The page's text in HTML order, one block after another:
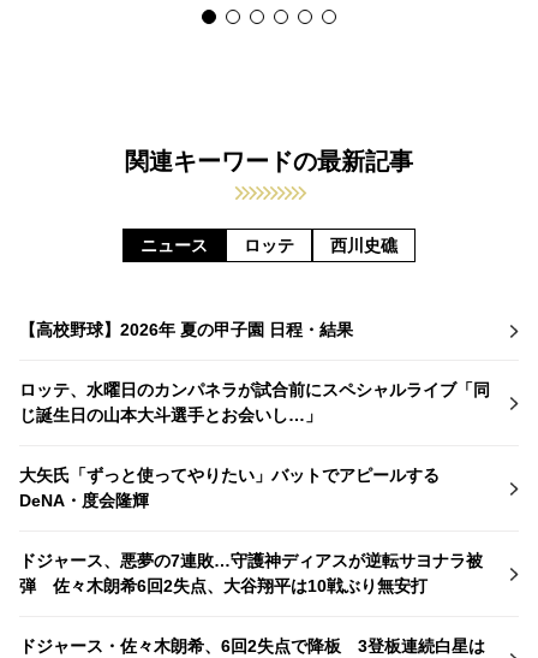
関連キーワードの最新記事
ニュース ロッテ 西川史礁
【高校野球】2026年 夏の甲子園 日程・結果
ロッテ、水曜日のカンパネラが試合前にスペシャルライブ「同
じ誕生日の山本大斗選手とお会いし…」
大矢氏「ずっと使ってやりたい」バットでアピールする
DeNA・度会隆輝
ドジャース、悪夢の7連敗…守護神ディアスが逆転サヨナラ被
弾 佐々木朗希6回2失点、大谷翔平は10戦ぶり無安打
ドジャース・佐々木朗希、6回2失点で降板 3登板連続白星は